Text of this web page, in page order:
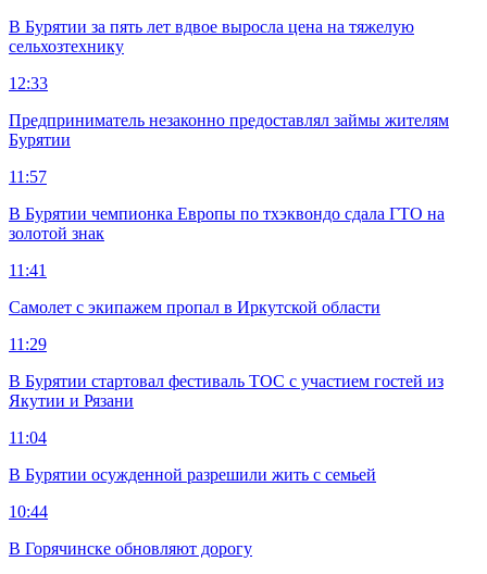
В Бурятии за пять лет вдвое выросла цена на тяжелую
сельхозтехнику
12:33
Предприниматель незаконно предоставлял займы жителям
Бурятии
11:57
В Бурятии чемпионка Европы по тхэквондо сдала ГТО на
золотой знак
11:41
Самолет с экипажем пропал в Иркутской области
11:29
В Бурятии стартовал фестиваль ТОС с участием гостей из
Якутии и Рязани
11:04
В Бурятии осужденной разрешили жить с семьей
10:44
В Горячинске обновляют дорогу